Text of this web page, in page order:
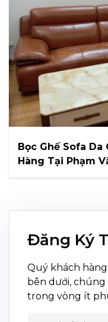
Bọc Ghế Sofa Da
Hàng Tại Phạm
Đăng Ký
Quý khách
bên dưới, chúng
trong vòng ít